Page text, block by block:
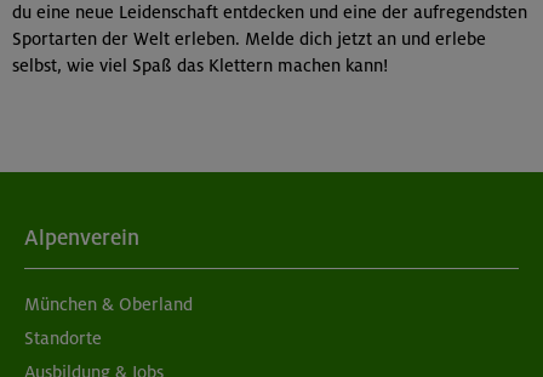
du eine neue Leidenschaft entdecken und eine der aufregendsten
Sportarten der Welt erleben. Melde dich jetzt an und erlebe
selbst, wie viel Spaß das Klettern machen kann!
Alpenverein
München & Oberland
Standorte
Ausbildung & Jobs